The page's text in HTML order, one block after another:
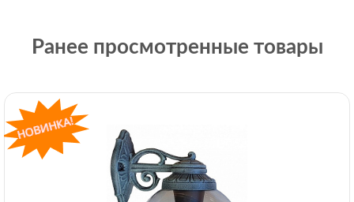
Ранее просмотренные товары